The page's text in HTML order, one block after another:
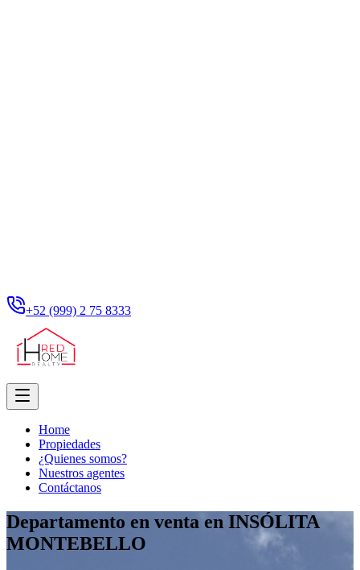
+52 (999) 2 75 8333
Home
Propiedades
¿Quienes somos?
Nuestros agentes
Contáctanos
Departamento en venta en INSÓLITA
MONTEBELLO